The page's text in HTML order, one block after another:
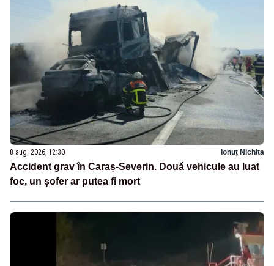
8 aug. 2026, 12:30 Ionuț Nichita
Accident grav în Caraș-Severin. Două vehicule au luat
foc, un șofer ar putea fi mort